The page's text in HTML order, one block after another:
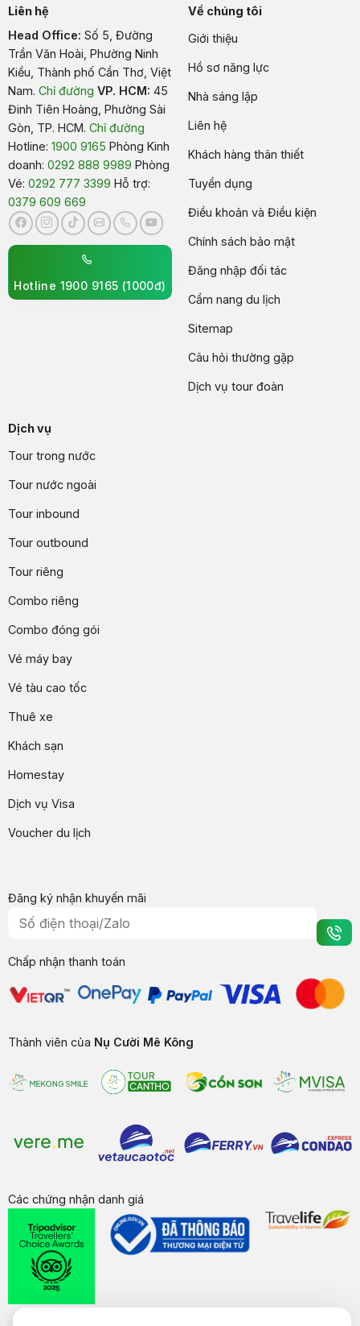
Liên hệ
Head Office: Số 5, Đường
Trần Văn Hoài, Phường Ninh
Kiều, Thành phố Cần Thơ, Việt
Nam. Chỉ đường VP. HCM: 45
Đinh Tiên Hoàng, Phường Sài
Gòn, TP. HCM. Chỉ đường
Hotline: 1900 9165 Phòng Kinh
doanh: 0292 888 9989 Phòng
Vé: 0292 777 3399 Hỗ trợ:
0379 609 669
Hotline 1900 9165 (1000đ)
Về chúng tôi
Giới thiệu
Hồ sơ năng lực
Nhà sáng lập
Liên hệ
Khách hàng thân thiết
Tuyển dụng
Điều khoản và Điều kiện
Chính sách bảo mật
Đăng nhập đối tác
Cẩm nang du lịch
Sitemap
Câu hỏi thường gặp
Dịch vụ tour đoàn
Dịch vụ
Tour trong nước
Tour nước ngoài
Tour inbound
Tour outbound
Tour riêng
Combo riêng
Combo đóng gói
Vé máy bay
Vé tàu cao tốc
Thuê xe
Khách sạn
Homestay
Dịch vụ Visa
Voucher du lịch
Đăng ký nhận khuyến mãi
Chấp nhận thanh toán
Thành viên của Nụ Cười Mê Kông
Các chứng nhận danh giá